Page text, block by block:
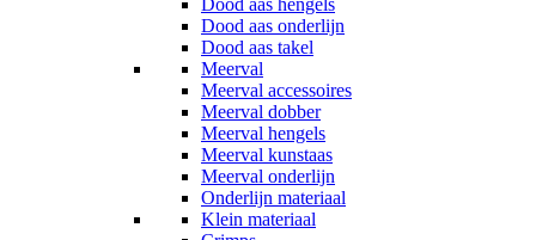
Dood aas hengels
Dood aas onderlijn
Dood aas takel
Meerval
Meerval accessoires
Meerval dobber
Meerval hengels
Meerval kunstaas
Meerval onderlijn
Onderlijn materiaal
Klein materiaal